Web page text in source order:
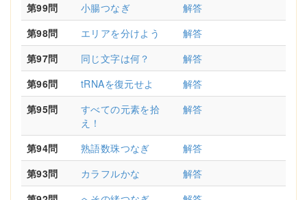
第99問
小腸つなぎ
解答
第98問
エリアを分けよう
解答
第97問
同じ文字は何？
解答
第96問
tRNAを復元せよ
解答
第95問
すべての元素を拾
え！
解答
第94問 熟語数珠つなぎ
解答
第93問
カラフルかな
解答